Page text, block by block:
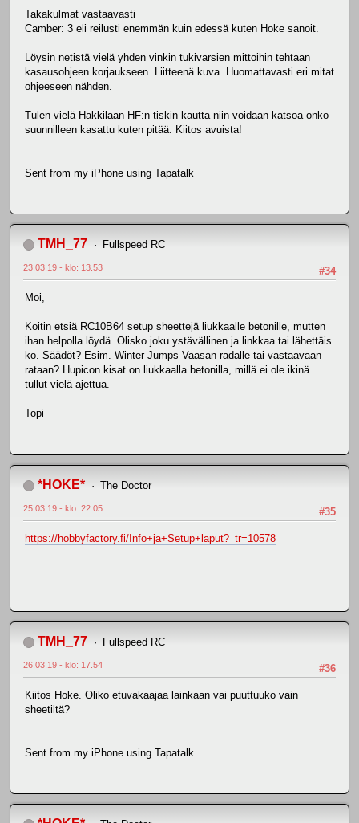
Takakulmat vastaavasti
Camber: 3 eli reilusti enemmän kuin edessä kuten Hoke sanoit.
Löysin netistä vielä yhden vinkin tukivarsien mittoihin tehtaan
kasausohjeen korjaukseen. Liitteenä kuva. Huomattavasti eri mitat
ohjeeseen nähden.
Tulen vielä Hakkilaan HF:n tiskin kautta niin voidaan katsoa onko
suunnilleen kasattu kuten pitää. Kiitos avuista!
Sent from my iPhone using Tapatalk
TMH_77 Fullspeed RC
#34
23.03.19 - klo: 13.53
Moi,
Koitin etsiä RC10B64 setup sheettejä liukkaalle betonille, mutten
ihan helpolla löydä. Olisko joku ystävällinen ja linkkaa tai lähettäis
ko. Säädöt? Esim. Winter Jumps Vaasan radalle tai vastaavaan
rataan? Hupicon kisat on liukkaalla betonilla, millä ei ole ikinä
tullut vielä ajettua.
Topi
*HOKE* The Doctor
#35
25.03.19 - klo: 22.05
https://hobbyfactory.fi/Info+ja+Setup+laput?_tr=10578
TMH_77 Fullspeed RC
#36
26.03.19 - klo: 17.54
Kiitos Hoke. Oliko etuvakaajaa lainkaan vai puuttuuko vain
sheetiltä?
Sent from my iPhone using Tapatalk